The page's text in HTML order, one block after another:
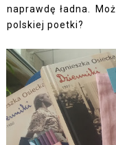
naprawdę ładna.
polskiej poetki?